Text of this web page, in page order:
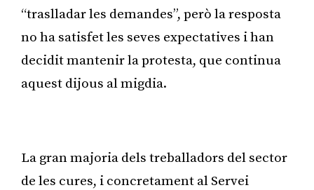
“traslladar les demandes”, però la resposta
no ha satisfet les seves expectatives i han
decidit mantenir la protesta, que continua
aquest dijous al migdia.
La gran majoria dels treballadors del sector
de les cures, i concretament al Servei